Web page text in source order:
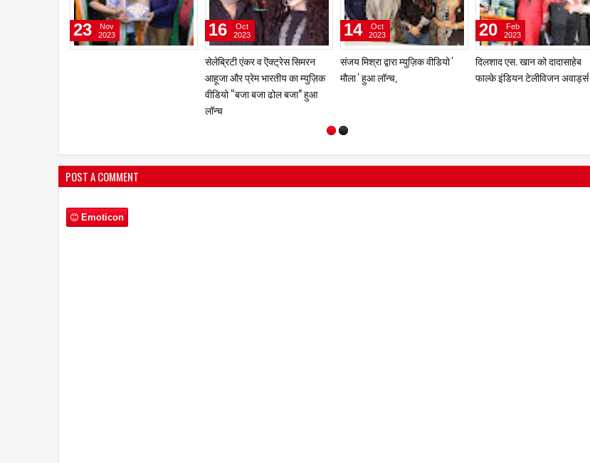
15
Feb
2023
गीतकार-संगीतकार प्रवीण भारद्बाज की
नई पेशकश 'मोहब्बत तुम्हारी' ने मचाया
धूम
13
Feb
2023
23
Nov
2023
सेलेब्रिटी एंकर व ऎक्ट्रेस सिमरन
आहूजा और प्रेम भारतीय का म्युज़िक
16
Oct
2023
POST A COMMENT
Emoticon